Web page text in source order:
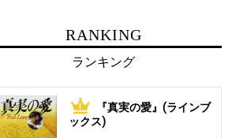
RANKING
ランキング
1
『真実の愛』(ラインブ
ックス)